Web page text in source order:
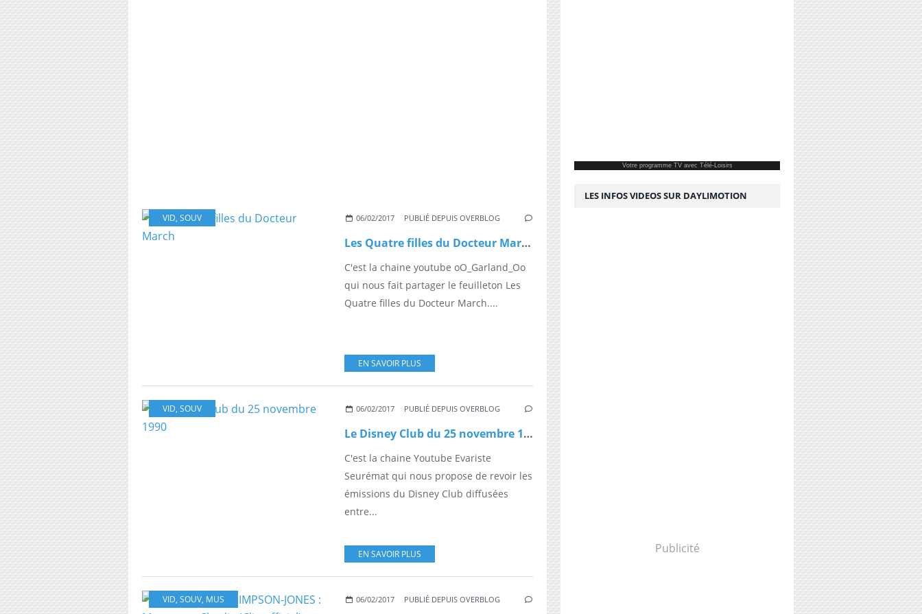
VID, SOUV 06/02/2017 PUBLIÉ DEPUIS OVERBLOG
Les Quatre filles du Docteur March
C'est la chaine youtube oO_Garland_Oo
qui nous fait partager le feuilleton Les
Quatre filles du Docteur March....
EN SAVOIR PLUS
VID, SOUV 06/02/2017 PUBLIÉ DEPUIS OVERBLOG
Le Disney Club du 25 novembre 1990
C'est la chaine Youtube Evariste
Seurémat qui nous propose de revoir les
émissions du Disney Club diffusées
entre...
EN SAVOIR PLUS
VID, SOUV, MUS 06/02/2017 PUBLIÉ DEPUIS OVERBLOG
Votre programme TVavec Télé-Loisirs
LES INFOS VIDEOS SUR DAYLIMOTION
Publicité